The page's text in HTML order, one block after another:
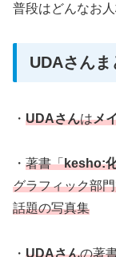
普段はどんなお
UDAさんま
・ UDAさんはメ
・ 著書「kesho:
グラフィック部
話題の写真集
・ UDAさんの著